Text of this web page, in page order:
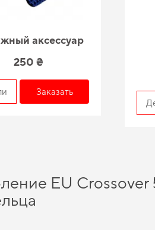
аксессуар
250 ₴
Заказать
EU